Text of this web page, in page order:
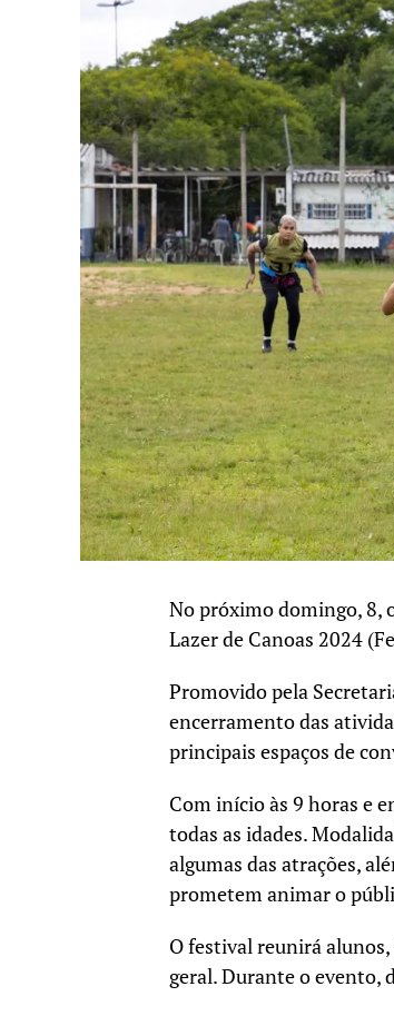
No próximo domingo, 8,
Lazer de Canoas 2024
Promovido pela
encerramento das
principais espaços de
Com início às 9 horas e
todas as idades.
algumas das atrações,
prometem animar o
O festival reunirá
geral. Durante o evento,